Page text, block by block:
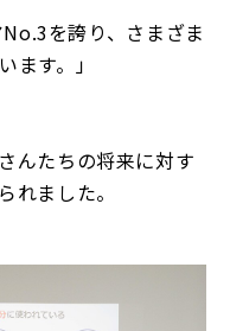
を誇り、さまざま
ます。」
んたちの将来に対す
れました。